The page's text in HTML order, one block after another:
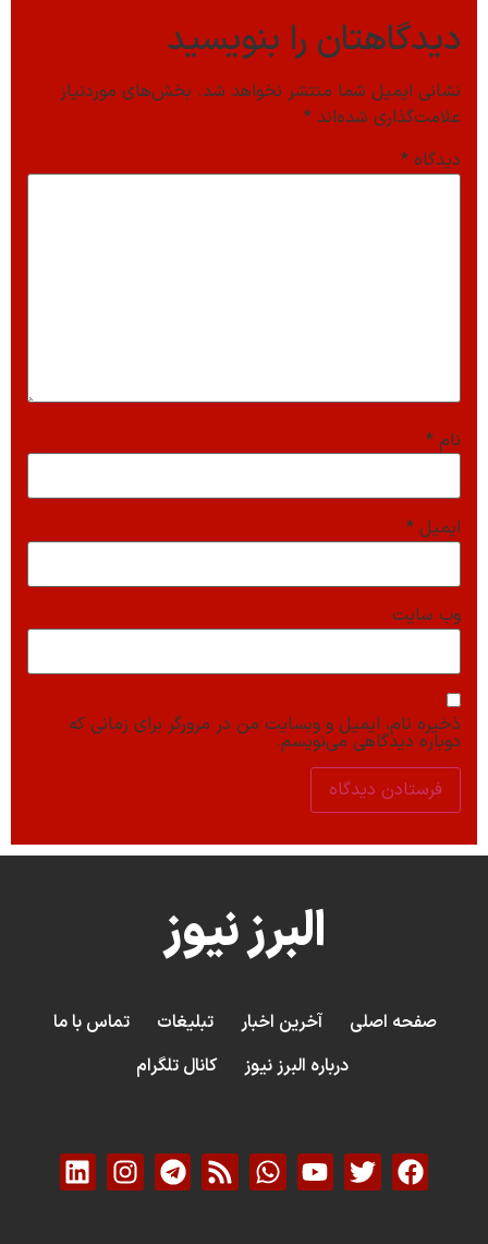
دیدگاهتان را بنویسید
نشانی ایمیل شما منتشر نخواهد شد. بخش‌های موردنیاز
علامت‌گذاری شده‌اند *
دیدگاه *
نام *
ایمیل *
وب‌ سایت
ذخیره نام، ایمیل و وبسایت من در مرورگر برای زمانی که
دوباره دیدگاهی می‌نویسم.
البرز نیوز
صفحه اصلی آخرین اخبار تبلیغات
تماس با ما
درباره البرز نیوز
کانال تلگرام